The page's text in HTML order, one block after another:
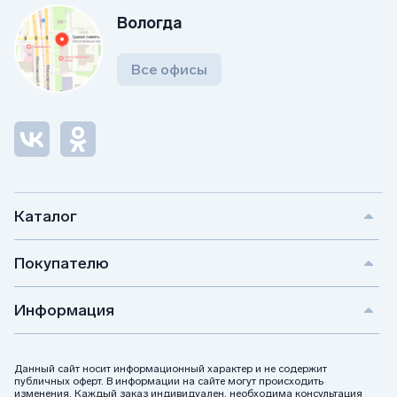
натурального мрамора и гранита. Сырье поставляется с
проверенных месторождений.
Каталог
Покупателю
Информация
Данный сайт носит информационный характер и не содержит
публичных оферт. В информации на сайте могут происходить
изменения. Каждый заказ индивидуален, необходима консультация
Вологда
Все офисы